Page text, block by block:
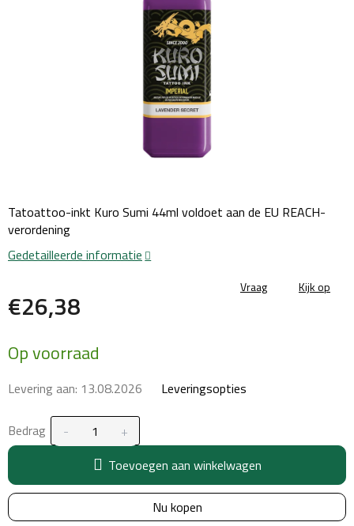
€26,38
prijs:
Op voorraad
Levering aan: 13.08.2026 Leveringsopties
Bedrag
Toevoegen aan winkelwagen
Nu kopen
Tatoattoo-inkt Kuro Sumi 44ml voldoet aan de EU REACH-
verordening
Gedetailleerde informatie
Vraag Kijk op